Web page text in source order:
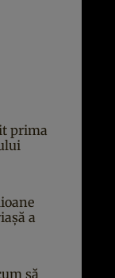
prima
a
să